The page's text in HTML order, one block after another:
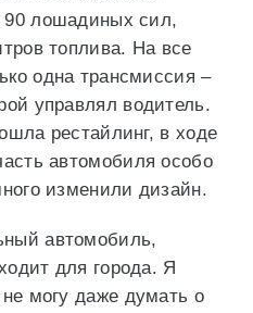
90 лошадиных сил,
топлива. На все
одна трансмиссия –
управлял водитель.
рестайлинг, в ходе
автомобиля особо
изменили дизайн.
автомобиль,
для города. Я
могу даже думать о